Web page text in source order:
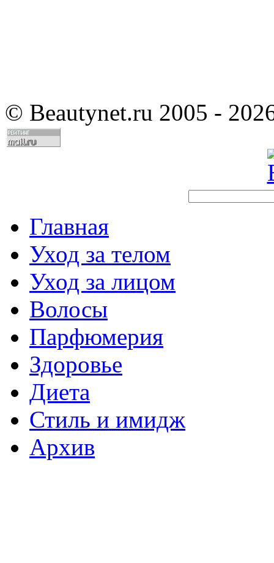
© Beautynet.ru 2005 -
Главная
Уход за телом
Уход за лицом
Волосы
Парфюмерия
Здоровье
Диета
Стиль и имидж
Архив